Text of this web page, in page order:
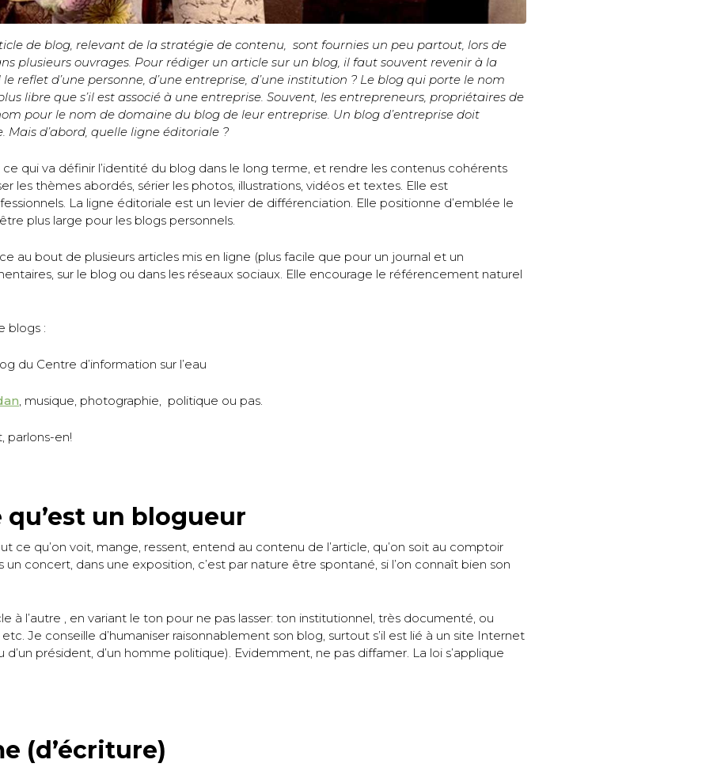
de blog, relevant de la stratégie de contenu, sont fournies un peu partout, lors de
plusieurs ouvrages. Pour rédiger un article sur un blog, il faut souvent revenir à la
reflet d’une personne, d’une entreprise, d’une institution ? Le blog qui porte le nom
libre que s’il est associé à une entreprise. Souvent, les entrepreneurs, propriétaires de
pour le nom de domaine du blog de leur entreprise. Un blog d’entreprise doit
Mais d’abord, quelle ligne éditoriale ?
qui va définir l’identité du blog dans le long terme, et rendre les contenus cohérents
les thèmes abordés, sérier les photos, illustrations, vidéos et textes. Elle est
La ligne éditoriale est un levier de différenciation. Elle positionne d’emblée le
plus large pour les blogs personnels.
au bout de plusieurs articles mis en ligne (plus facile que pour un journal et un
sur le blog ou dans les réseaux sociaux. Elle encourage le référencement naturel
blogs :
du Centre d’information sur l’eau
, musique, photographie, politique ou pas.
parlons-en!
un blogueur
ce qu’on voit, mange, ressent, entend au contenu de l’article, qu’on soit au comptoir
un concert, dans une exposition, c’est par nature être spontané, si l’on connaît bien son
à l’autre , en variant le ton pour ne pas lasser: ton institutionnel, très documenté, ou
Je conseille d’humaniser raisonnablement son blog, surtout s’il est lié à un site Internet
d’un président, d’un homme politique). Evidemment, ne pas diffamer. La loi s’applique
(d’écriture)